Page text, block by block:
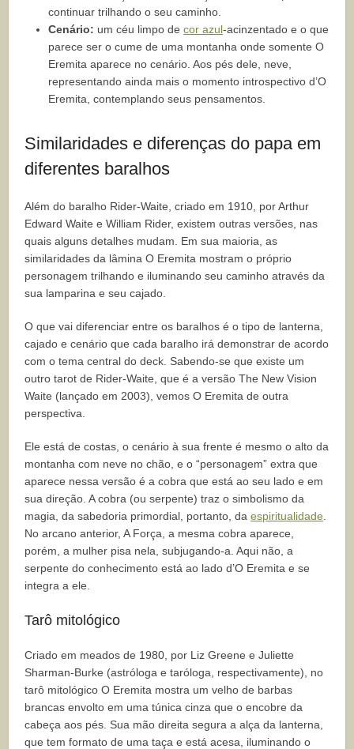
continuar trilhando o seu caminho.
Cenário: um céu limpo decor azul-acinzentado e o que
parece ser o cume de uma montanha onde somente O
Eremita aparece no cenário. Aos pés dele, neve,
representando ainda mais o momento introspectivo d’O
Eremita, contemplando seus pensamentos.
Similaridades e diferenças do papa em
diferentes baralhos
Além do baralho Rider-Waite, criado em 1910, por Arthur
Edward Waite e William Rider, existem outras versões, nas
quais alguns detalhes mudam. Em sua maioria, as
similaridades da lâmina O Eremita mostram o próprio
personagem trilhando e iluminando seu caminho através da
sua lamparina e seu cajado.
O que vai diferenciar entre os baralhos é o tipo de lanterna,
cajado e cenário que cada baralho irá demonstrar de acordo
com o tema central do deck. Sabendo-se que existe um
outro tarot de Rider-Waite, que é a versão The New Vision
Waite (lançado em 2003), vemos O Eremita de outra
perspectiva.
Ele está de costas, o cenário à sua frente é mesmo o alto da
montanha com neve no chão, e o “personagem” extra que
aparece nessa versão é a cobra que está ao seu lado e em
sua direção. A cobra (ou serpente) traz o simbolismo da
magia, da sabedoria primordial, portanto, daespiritualidade
No arcano anterior, A Força, a mesma cobra aparece,
porém, a mulher pisa nela, subjugando-a. Aqui não, a
serpente do conhecimento está ao lado d’O Eremita e se
integra a ele.
Tarô mitológico
Criado em meados de 1980, por Liz Greene e Juliette
Sharman-Burke (astróloga e taróloga, respectivamente), no
tarô mitológico O Eremita mostra um velho de barbas
brancas envolto em uma túnica cinza que o encobre da
cabeça aos pés. Sua mão direita segura a alça da lanterna,
que tem formato de uma taça e está acesa, iluminando o